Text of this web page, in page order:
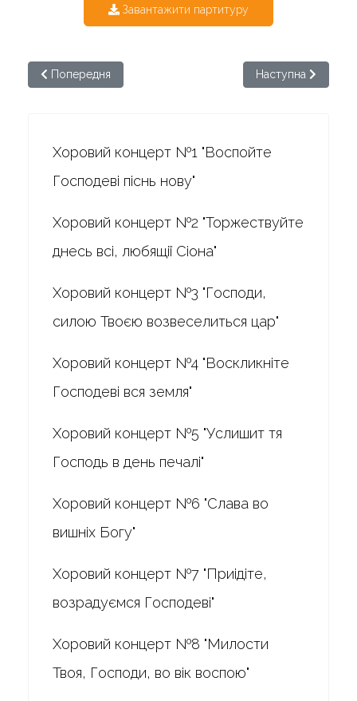
Завантажити партитуру
Попередня стаття: Бортнянський. Хоровий концерт №19
Попередня Наступна стаття:
Наступна
Хоровий концерт №1 "Воспойте
Господеві піснь нову"
Хоровий концерт №2 "Торжествуйте
днесь всі, любящії Сіона"
Хоровий концерт №3 "Господи,
силою Твоєю возвеселиться цар"
Хоровий концерт №4 "Воскликніте
Господеві вся земля"
Хоровий концерт №5 "Услишит тя
Господь в день печалі"
Хоровий концерт №6 "Слава во
вишніх Богу"
Хоровий концерт №7 "Приідіте,
возрадуємся Господеві"
Хоровий концерт №8 "Милости
Твоя, Господи, во вік воспою"